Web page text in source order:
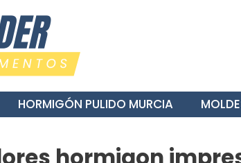
HORMIGÓN PULIDO MURCIA